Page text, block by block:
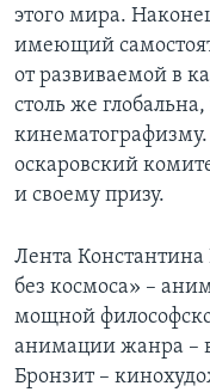
этого мира.
имеющий
от развиваемой в
столь же
оскаровский
и своему призу.
Лента
без космоса» –
мощной
анимации жанра –
Бронзит –